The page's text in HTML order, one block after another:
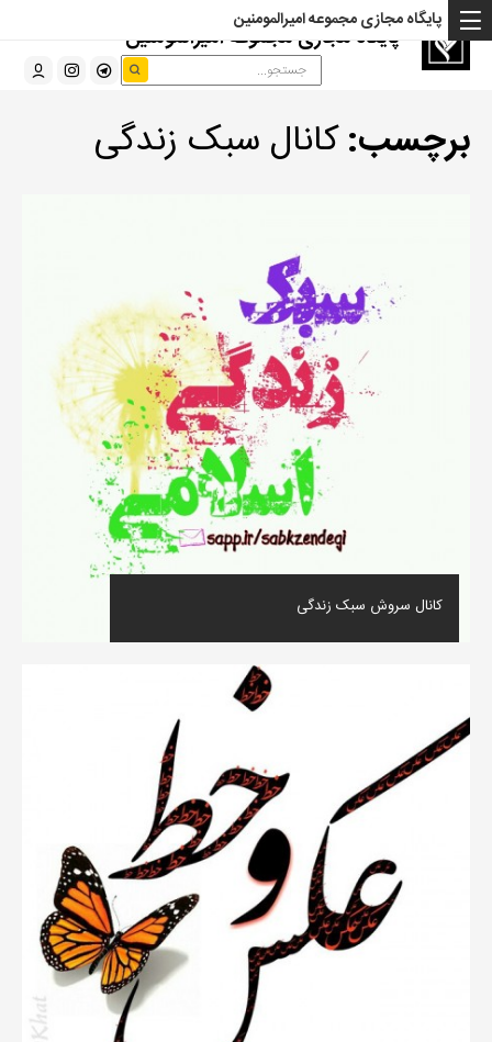
پایگاه مجازی مجموعه امیرالمومنین
پایگاه مجازی مجموعه امیرالمومنین
برچسب:کانال سبک زندگی
کانال سروش سبک زندگی